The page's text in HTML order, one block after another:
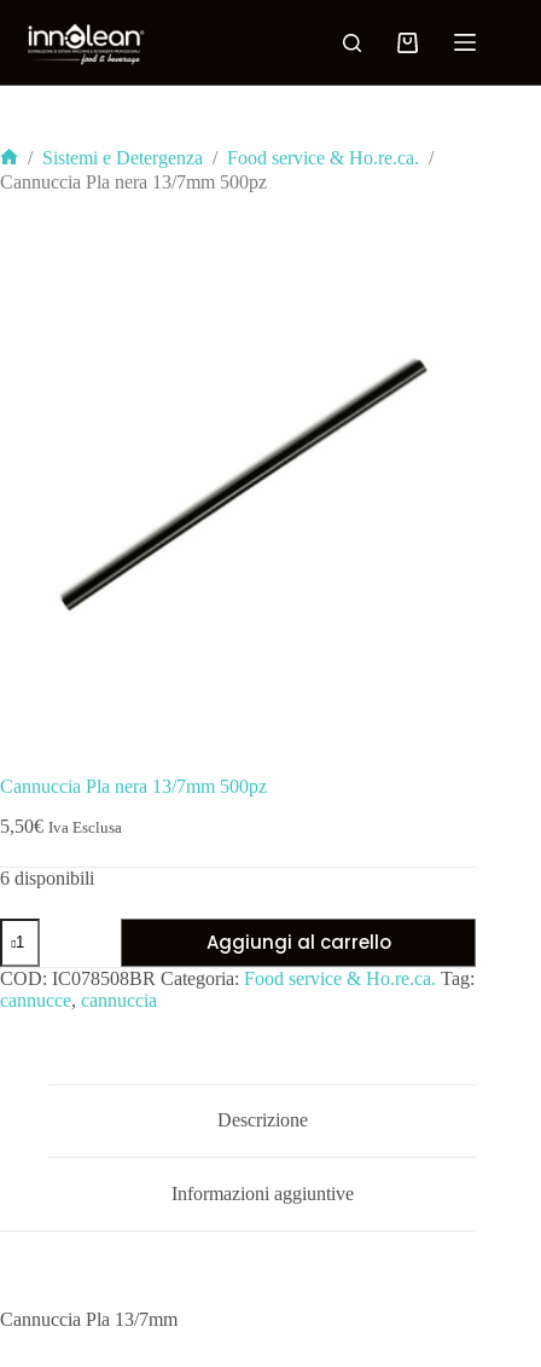
/ Sistemi e Detergenza / Food service & Ho.re.ca. /
Cannuccia Pla nera 13/7mm 500pz
Cannuccia Pla nera 13/7mm 500pz
5,50€ Iva Esclusa
6 disponibili
Aggiungi al carrello
COD: IC078508BR Categoria: Food service & Ho.re.ca. Tag:
cannucce, cannuccia
Descrizione
Informazioni aggiuntive
Cannuccia Pla 13/7mm